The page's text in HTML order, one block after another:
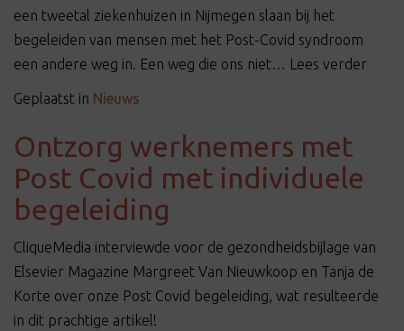
een tweetal ziekenhuizen in Nijmegen slaan bij het
begeleiden van mensen met het Post-Covid syndroom
een andere weg in. Een weg die ons niet… Lees verder
Geplaatst in Nieuws
Ontzorg werknemers met
Post Covid met individuele
begeleiding
CliqueMedia interviewde voor de gezondheidsbijlage van
Elsevier Magazine Margreet Van Nieuwkoop en Tanja de
Korte over onze Post Covid begeleiding, wat resulteerde
in dit prachtige artikel!